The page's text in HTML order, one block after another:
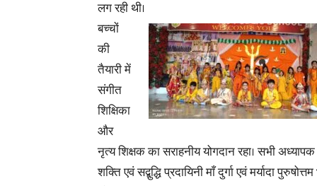
लग रही थी।
बच्चों
की
तैयारी में
संगीत
शिक्षिका
और
नृत्य शिक्षक का सराहनीय योगदान रहा। सभी
शक्ति एवं सद्बुद्धि प्रदायिनी माँ दुर्गा एवं मर्यादा